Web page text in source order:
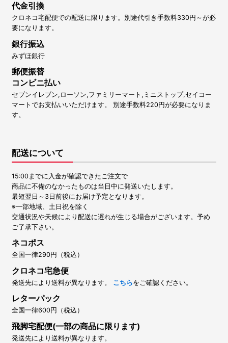
代金引換
クロネコ宅配便での配送に限ります。別途代引き手数料330円～が必
要になります。
銀行振込
みずほ銀行
郵便振替
コンビニ払い
セブンイレブン,ローソン,ファミリーマート,ミニストップ,セイコー
マートでお支払いいただけます。 別途手数料220円が必要になりま
す。
配送について
15:00までに入金が確認できたご注文で
商品に不備のなかったものは当日中に発送いたします。
最短翌日～3日前後にお届け予定となります。
※一部地域、土日祝を除く
交通状況や天候により配送に遅れが生じる場合がございます。予め
ご了承下さい。
ネコポス
全国一律290円（税込）
クロネコ宅急便
発送先により送料が異なります。 こちらをご確認ください。
レターパック
全国一律600円（税込）
飛脚宅配便(一部の商品に限ります)
発送先により送料が異なります。